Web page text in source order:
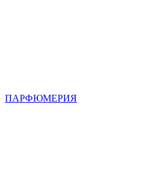
ПАРФЮМЕРИЯ